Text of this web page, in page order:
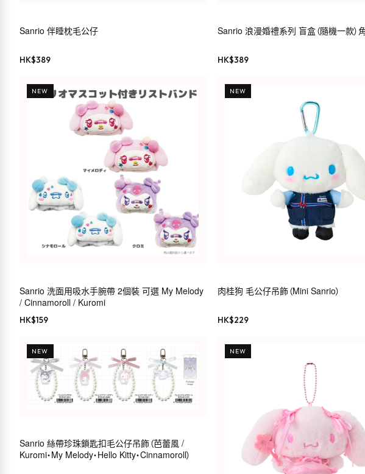
Sanrio 伴睡枕毛公仔
HK$389
Sanrio 浪漫婚禮系列 盲盒（隨機一款）
HK$389
NEW
Sanrio 洗面用吸水手腕帶 2個裝 可選 My Melody
/ Cinnamoroll / Kuromi
HK$159
NEW
肉桂狗 毛公仔吊飾（Mini Sanrio）
HK$229
NEW
Sanrio 絲帶珍珠鎖匙扣毛公仔吊飾（芭蕾風 /
Kuromi・My Melody・Hello Kitty・Cinnamoroll）
NEW